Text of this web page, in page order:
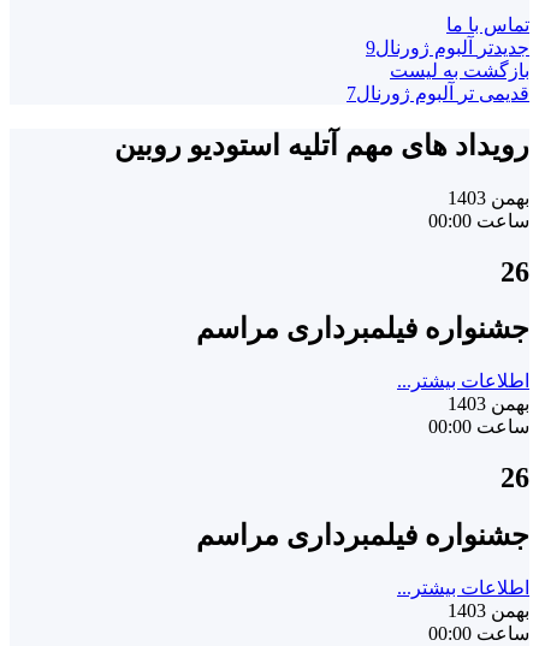
تماس با ما
جدیدتر
آلبوم ژورنال9
بازگشت به لیست
قدیمی تر
آلبوم ژورنال7
رویداد های مهم آتلیه استودیو روبین
بهمن 1403
ساعت 00:00
26
جشنواره فیلمبرداری مراسم
اطلاعات بیشتر...
بهمن 1403
ساعت 00:00
26
جشنواره فیلمبرداری مراسم
اطلاعات بیشتر...
بهمن 1403
ساعت 00:00